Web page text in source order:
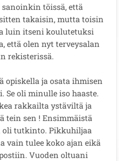
töissä, että
takaisin, mutta toisin
luin itseni koulutetuksi
että olen nyt terveysalan
rekisterissä.
opiskella ja osata ihmisen
Se oli minulle iso haaste.
rakkailta ystäviltä ja
tein sen ! Ensimmäistä
oli tutkinto. Pikkuhiljaa
vain tulee koko ajan eikä
Vuoden oltuani